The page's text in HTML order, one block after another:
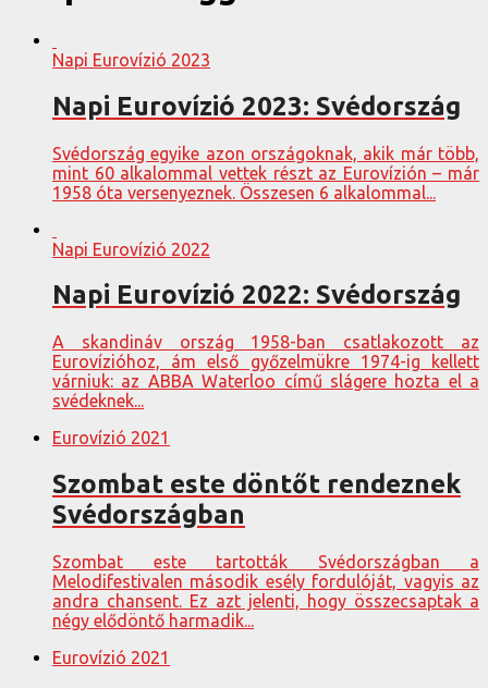
Napi Eurovízió 2023
Napi Eurovízió 2023: Svédország
Svédország egyike azon országoknak, akik már több,
mint 60 alkalommal vettek részt az Eurovízión – már
1958 óta versenyeznek. Összesen 6 alkalommal...
Napi Eurovízió 2022
Napi Eurovízió 2022: Svédország
A skandináv ország 1958-ban csatlakozott az
Eurovízióhoz, ám első győzelmükre 1974-ig kellett
várniuk: az ABBA Waterloo című slágere hozta el a
svédeknek...
Eurovízió 2021
Szombat este döntőt rendeznek
Svédországban
Szombat este tartották Svédországban a
Melodifestivalen második esély fordulóját, vagyis az
andra chansent. Ez azt jelenti, hogy összecsaptak a
négy elődöntő harmadik...
Eurovízió 2021